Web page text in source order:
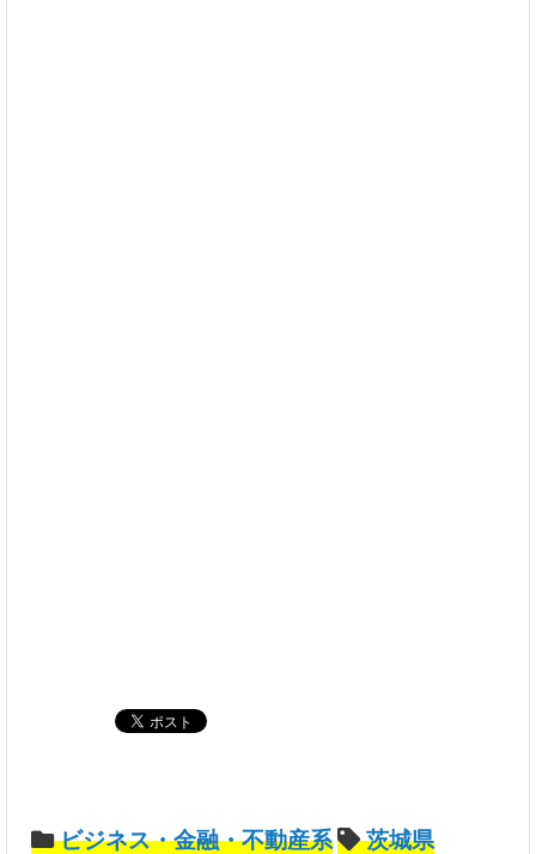
ビジネス・金融・不動産系
茨城県